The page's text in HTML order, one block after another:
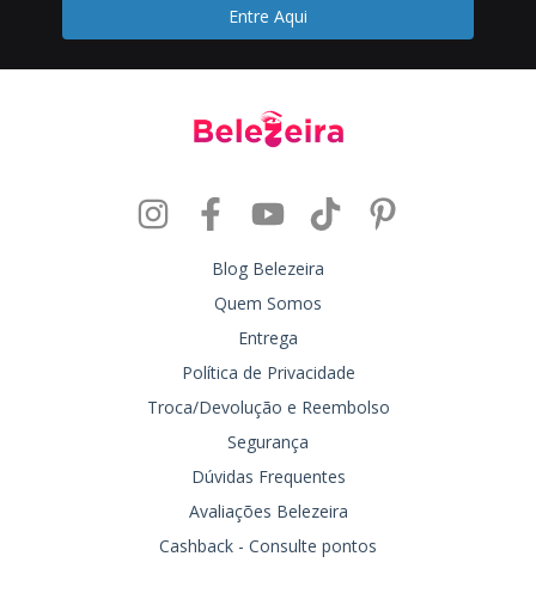
Blog Belezeira
Quem Somos
Entrega
Política de Privacidade
Troca/Devolução e Reembolso
Segurança
Dúvidas Frequentes
Avaliações Belezeira
Cashback - Consulte pontos